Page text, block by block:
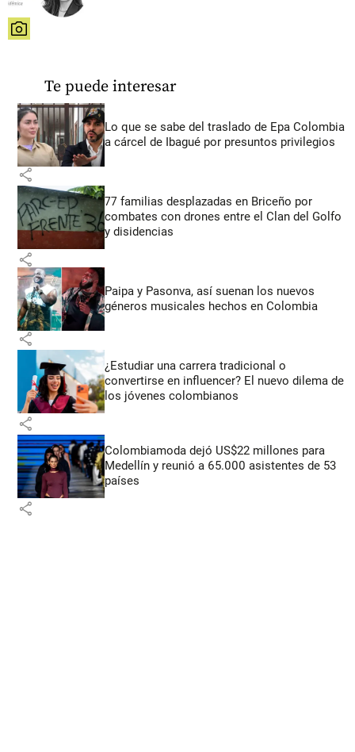
share
Te puede interesar
Lo que se sabe del traslado de Epa Colombia
a cárcel de Ibagué por presuntos privilegios
share
77 familias desplazadas en Briceño por
combates con drones entre el Clan del Golfo
y disidencias
share
Paipa y Pasonva, así suenan los nuevos
géneros musicales hechos en Colombia
share
¿Estudiar una carrera tradicional o
convertirse en influencer? El nuevo dilema de
los jóvenes colombianos
share
Colombiamoda dejó US$22 millones para
Medellín y reunió a 65.000 asistentes de 53
países
share